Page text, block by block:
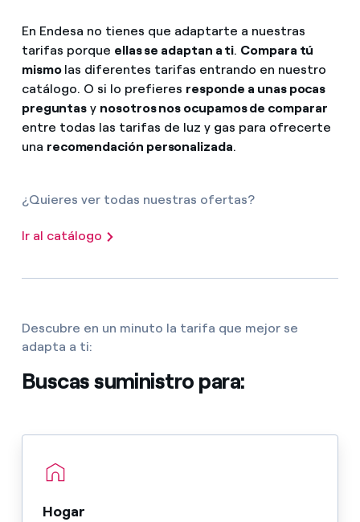
En Endesa no tienes que adaptarte a nuestras
tarifas porque ellas se adaptan a ti. Compara tú
mismolas diferentes tarifas entrando en nuestro
catálogo. O si lo prefieres responde a unas pocas
preguntas y nosotros nos ocupamos de comparar
entre todas las tarifas de luz y gas para ofrecerte
una recomendación personalizada.
¿Quieres ver todas nuestras ofertas?
Ir al catálogo
Descubre en un minuto la tarifa que mejor se
adapta a ti:
Buscas suministro para:
Hogar